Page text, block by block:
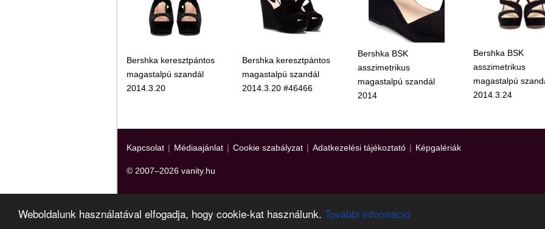
Weboldalunk használatával elfogadja, hogy cookie-kat használunk. További információ
Bershka keresztpántos
magastalpú szandál
2014.3.20
Bershka keresztpántos
magastalpú szandál
2014.3.20 #46466
Bershka BSK
asszimetrikus
magastalpú szandál
2014
Bershka BSK
asszimetrikus
magastalpú
2014.3.24
Kapcsolat | Médiaajánlat | Cookie szabályzat | Adatkezelési tájékoztató | Képgalériák
© 2007–2026 vanity.hu